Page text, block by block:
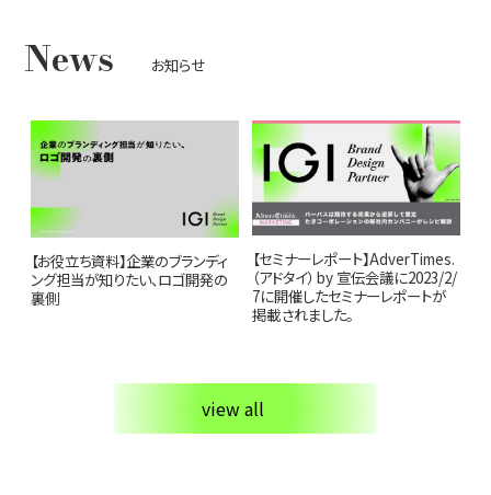
News お知らせ
【お役立ち資料】企業のブランディ
ング担当が知りたい、ロゴ開発の
裏側
【セミナーレポート】AdverTimes.
（アドタイ） by 宣伝会議に2023/2/
7に開催したセミナーレポートが
掲載されました。
view all